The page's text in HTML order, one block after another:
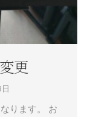
更
ります。 お